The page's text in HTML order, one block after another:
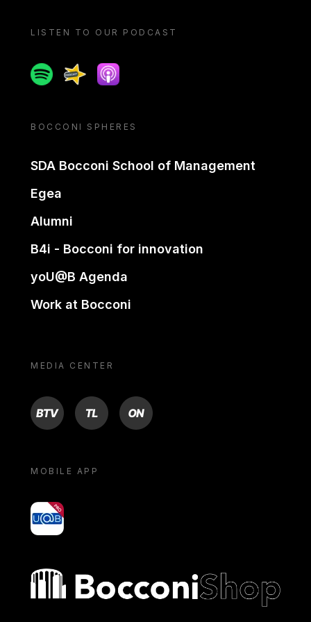
LISTEN TO OUR PODCAST
SpotifySpreakerApple podcast
BOCCONI SPHERES
SDA Bocconi School of Management
Egea
Alumni
B4i - Bocconi for innovation
yoU@B Agenda
Work at Bocconi
MEDIA CENTER
BTV TL ON
MOBILE APP
yoU@B
Bocconi shop